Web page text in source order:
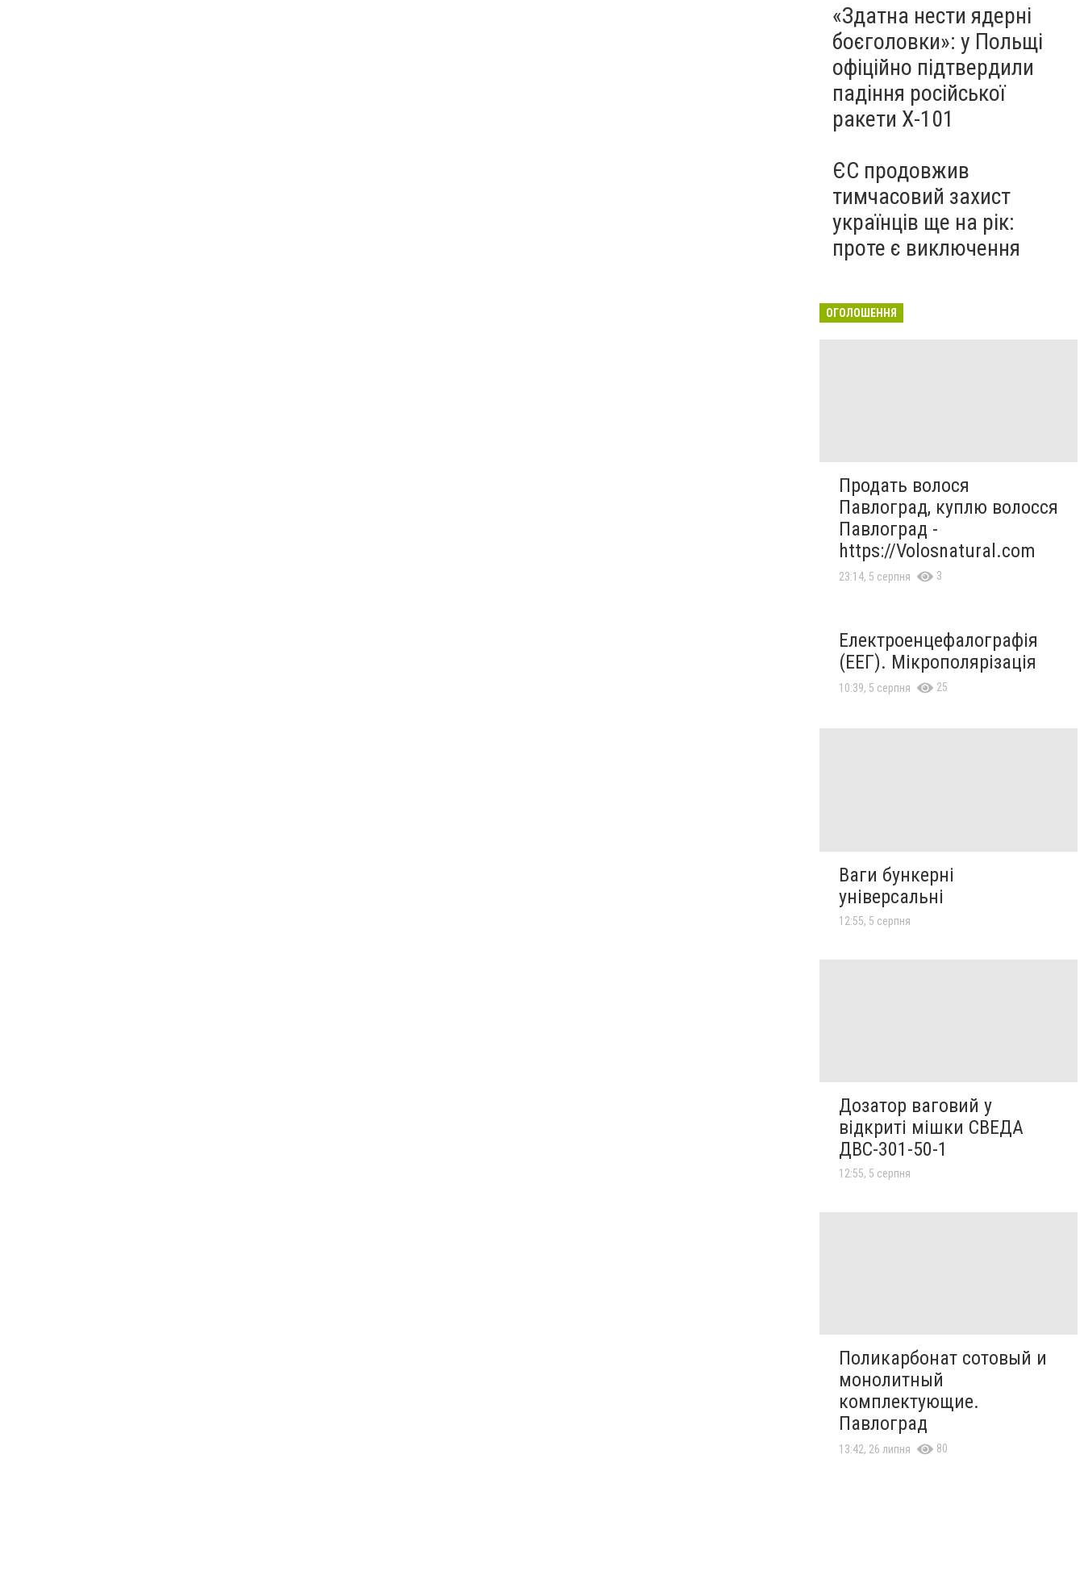
«Здатна нести ядерні
боєголовки»: у Польщі
офіційно підтвердили
падіння російської
ракети Х-101
ЄС продовжив
тимчасовий захист
українців ще на рік:
проте є виключення
ОГОЛОШЕННЯ
Продать волося
Павлоград, куплю волосся
Павлоград -
https://Volosnatural.com
23:14, 5 серпня 3
Електроенцефалографія
(ЕЕГ). Мікрополярізація
10:39, 5 серпня 25
Ваги бункерні
універсальні
12:55, 5 серпня
Дозатор ваговий у
відкриті мішки СВЕДА
ДВС-301-50-1
12:55, 5 серпня
Поликарбонат сотовый и
монолитный
комплектующие.
Павлоград
13:42, 26 липня 80